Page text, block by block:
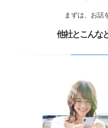
まずは、お話
他社とこんな